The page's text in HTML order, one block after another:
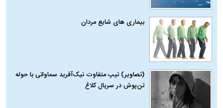
بیماری‌ های شایع مردان
(تصاویر) تیپ متفاوت نیک‌آفرید سماواتی با حوله
تن‌پوش در سریال کلاغ